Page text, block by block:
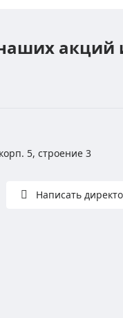
акций
5, строение 3
Написать